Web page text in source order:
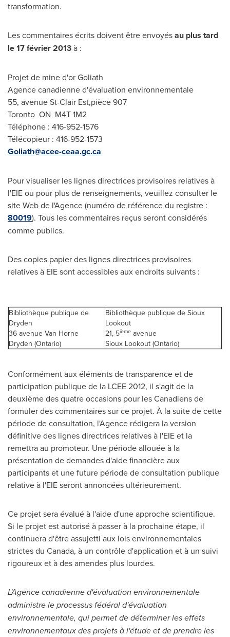
transformation.
Les commentaires écrits doivent être envoyésau plus tard
le 17 février 2013à :
Projet de mine d'or Goliath
Agence canadienne d'évaluation environnementale
55, avenue St-Clair Est,pièce 907
Toronto ON M4T 1M2
Téléphone : 416-952-1576
Télécopieur : 416-952-1573
Goliath@acee-ceaa.gc.ca
Pour visualiser les lignes directrices provisoires relatives à
l'EIE ou pour plus de renseignements, veuillez consulter le
site Web de l'Agence (numéro de référence du registre :
80019). Tous les commentaires reçus seront considérés
comme publics.
Des copies papier des lignes directrices provisoires
relatives à EIE sont accessibles aux endroits suivants :
Bibliothèque publique de
Dryden
36 avenue Van Horne
Dryden (Ontario)
Bibliothèque publique de Sioux
Lookout
21, 5ième avenue
Sioux Lookout (Ontario)
Conformément aux éléments de transparence et de
participation publique de la LCEE 2012, il s'agit de la
deuxième des quatre occasions pour les Canadiens de
formuler des commentaires sur ce projet. À la suite de cette
période de consultation, l'Agence rédigera la version
définitive des lignes directrices relatives à l'EIE et la
remettra au promoteur. Une période allouée à la
présentation de demandes d'aide financière aux
participants et une future période de consultation publique
relative à l'EIE seront annoncées ultérieurement.
Ce projet sera évalué à l'aide d'une approche scientifique.
Si le projet est autorisé à passer à la prochaine étape, il
continuera d'être assujetti aux lois environnementales
strictes du Canada, à un contrôle d'application et à un suivi
rigoureux et à des amendes plus lourdes.
L'Agence canadienne d'évaluation environnementale
administre le processus fédéral d'évaluation
environnementale, qui permet de déterminer les effets
environnementaux des projets à l'étude et de prendre les